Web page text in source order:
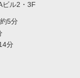
ビル2・3F
5分
分